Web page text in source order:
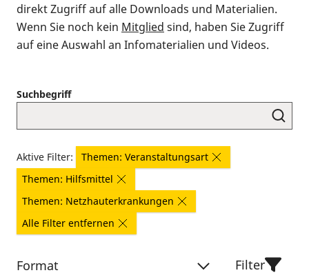
direkt Zugriff auf alle Downloads und Materialien.
Wenn Sie noch kein Mitglied sind, haben Sie Zugriff
auf eine Auswahl an Infomaterialien und Videos.
Suchbegriff
Aktive Filter:
Themen: Veranstaltungsart
Themen: Hilfsmittel
Themen: Netzhauterkrankungen
Alle Filter entfernen
Format Filter